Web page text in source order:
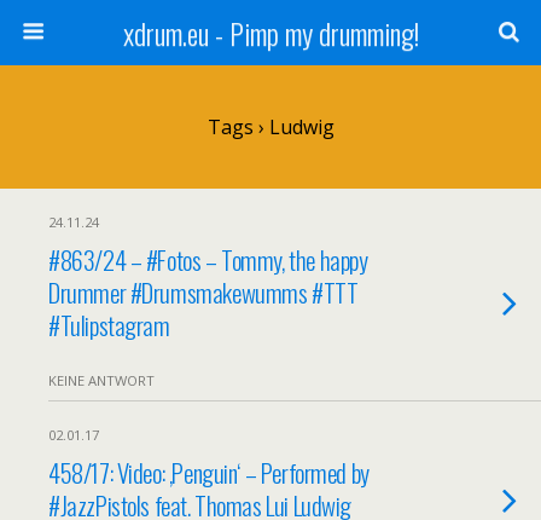
xdrum.eu - Pimp my drumming!
Tags › Ludwig
24.11.24
#863/24 – #Fotos – Tommy, the happy
Drummer #Drumsmakewumms #TTT
#Tulipstagram
KEINE ANTWORT
02.01.17
458/17: Video: ‚Penguin‘ – Performed by
#JazzPistols feat. Thomas Lui Ludwig